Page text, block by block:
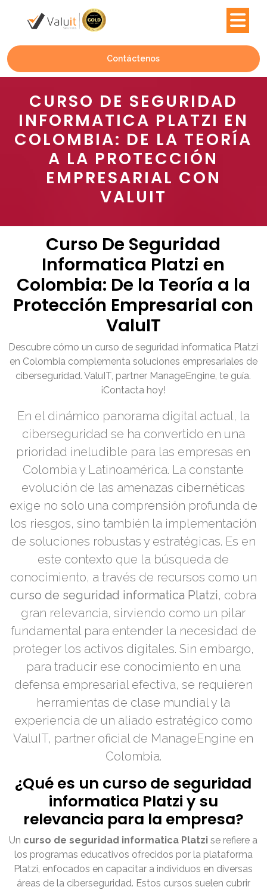
Contáctenos
CURSO DE SEGURIDAD
INFORMATICA PLATZI EN
COLOMBIA: DE LA TEORÍA
A LA PROTECCIÓN
EMPRESARIAL CON
VALUIT
Curso De Seguridad
Informatica Platzi en
Colombia: De la Teoría a la
Protección Empresarial con
ValuIT
Descubre cómo un curso de seguridad informatica Platzi
en Colombia complementa soluciones empresariales de
ciberseguridad. ValuIT, partner ManageEngine, te guía.
¡Contacta hoy!
En el dinámico panorama digital actual, la
ciberseguridad se ha convertido en una
prioridad ineludible para las empresas en
Colombia y Latinoamérica. La constante
evolución de las amenazas cibernéticas
exige no solo una comprensión profunda de
los riesgos, sino también la implementación
de soluciones robustas y estratégicas. Es en
este contexto que la búsqueda de
conocimiento, a través de recursos como un
curso de seguridad informatica Platzi, cobra
gran relevancia, sirviendo como un pilar
fundamental para entender la necesidad de
proteger los activos digitales. Sin embargo,
para traducir ese conocimiento en una
defensa empresarial efectiva, se requieren
herramientas de clase mundial y la
experiencia de un aliado estratégico como
ValuIT, partner oficial de ManageEngine en
Colombia.
¿Qué es un curso de seguridad
informatica Platzi y su
relevancia para la empresa?
Un curso de seguridad informatica Platzi se refiere a
los programas educativos ofrecidos por la plataforma
Platzi, enfocados en capacitar a individuos en diversas
áreas de la ciberseguridad. Estos cursos suelen cubrir